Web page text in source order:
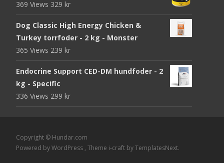
369 Views 329 kr
Dog Classic High Energy Chicken &
Turkey torrfoder - 2 kg - Monster
365 Views 239 kr
Endocrine Support CED-DM hundfoder - 2
kg - Specific
336 Views 299 kr
Copyright © Hundar.com
Powered by WordPress , Theme i-craft by TemplatesNext.